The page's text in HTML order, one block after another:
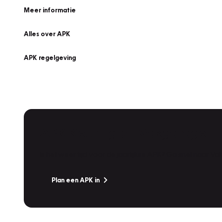
Meer informatie
Alles over APK
APK regelgeving
Plan een APK in